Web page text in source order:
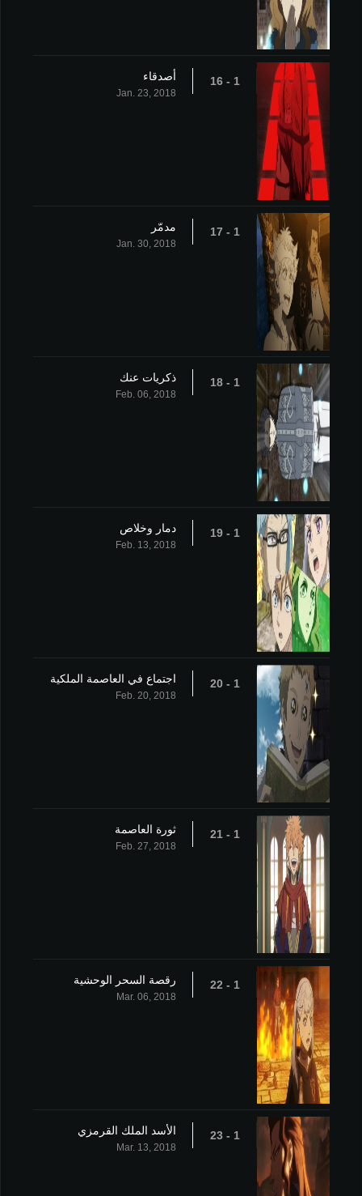
1 - 16 أصدقاء
Jan. 23, 2018
1 - 17 مدمّر
Jan. 30, 2018
1 - 18 ذكريات عنك
Feb. 06, 2018
1 - 19 دمار وخلاص
Feb. 13, 2018
1 - 20 اجتماع في العاصمة الملكية
Feb. 20, 2018
1 - 21 ثورة العاصمة
Feb. 27, 2018
1 - 22 رقصة السحر الوحشية
Mar. 06, 2018
1 - 23 الأسد الملك القرمزي
Mar. 13, 2018